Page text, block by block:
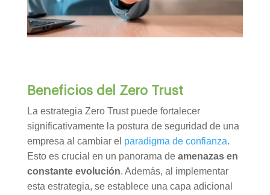
Beneficios del Zero Trust
La estrategia Zero Trust puede fortalecer
significativamente la postura de seguridad de una
empresa al cambiar el paradigma de confianza.
Esto es crucial en un panorama de amenazas en
constante evolución. Además, al implementar
esta estrategia, se establece una capa adicional